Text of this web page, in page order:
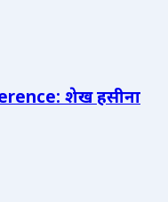
शेख हसीना